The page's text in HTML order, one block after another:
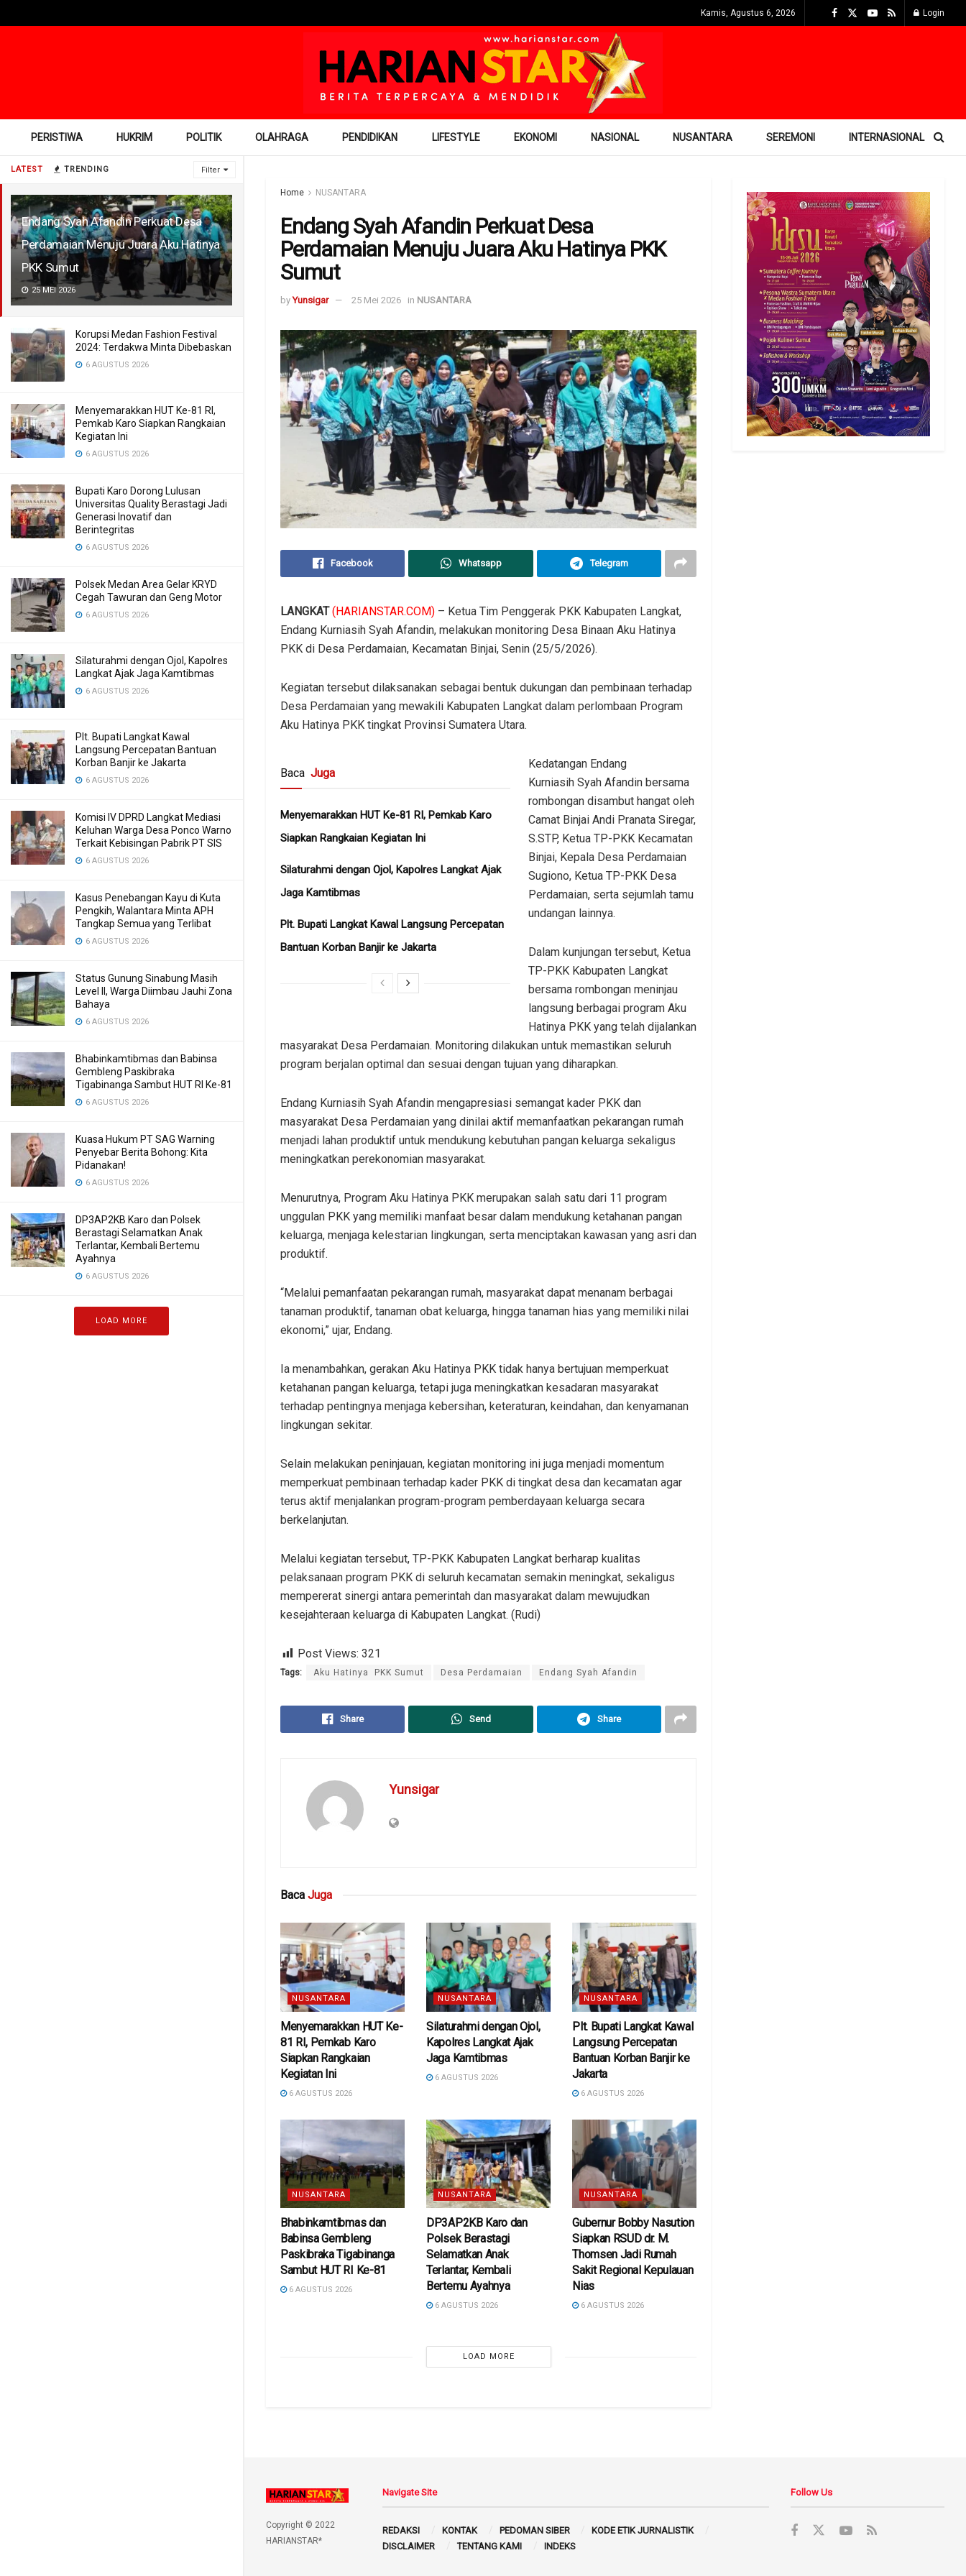
LATEST TRENDING Filter
Endang Syah Afandin Perkuat Desa
Perdamaian Menuju Juara Aku Hatinya
PKK Sumut
25 MEI 2026
Korupsi Medan Fashion Festival
2024: Terdakwa Minta Dibebaskan
6 AGUSTUS 2026
Menyemarakkan HUT Ke-81 RI,
Pemkab Karo Siapkan Rangkaian
Kegiatan Ini
6 AGUSTUS 2026
Bupati Karo Dorong Lulusan
Universitas Quality Berastagi Jadi
Generasi Inovatif dan
Berintegritas
6 AGUSTUS 2026
Polsek Medan Area Gelar KRYD
Cegah Tawuran dan Geng Motor
6 AGUSTUS 2026
Silaturahmi dengan Ojol, Kapolres
Langkat Ajak Jaga Kamtibmas
6 AGUSTUS 2026
Plt. Bupati Langkat Kawal
Langsung Percepatan Bantuan
Korban Banjir ke Jakarta
6 AGUSTUS 2026
Komisi IV DPRD Langkat Mediasi
Keluhan Warga Desa Ponco Warno
Terkait Kebisingan Pabrik PT SIS
6 AGUSTUS 2026
Kasus Penebangan Kayu di Kuta
Pengkih, Walantara Minta APH
Tangkap Semua yang Terlibat
6 AGUSTUS 2026
Status Gunung Sinabung Masih
Level II, Warga Diimbau Jauhi Zona
Bahaya
6 AGUSTUS 2026
Bhabinkamtibmas dan Babinsa
Gembleng Paskibraka
Tigabinanga Sambut HUT RI Ke-81
6 AGUSTUS 2026
Kuasa Hukum PT SAG Warning
Penyebar Berita Bohong: Kita
Pidanakan!
6 AGUSTUS 2026
DP3AP2KB Karo dan Polsek
Berastagi Selamatkan Anak
Terlantar, Kembali Bertemu
Ayahnya
6 AGUSTUS 2026
LOAD MORE
Kamis, Agustus 6, 2026 Login
PERISTIWA HUKRIM POLITIK OLAHRAGA PENDIDIKAN LIFESTYLE EKONOMI NASIONAL NUSANTARA SEREMONI INTERNASIONAL
Home NUSANTARA
Endang Syah Afandin Perkuat Desa
Perdamaian Menuju Juara Aku Hatinya PKK
Sumut
by Yunsigar 25 Mei 2026 in NUSANTARA
Facebook Whatsapp Telegram
LANGKAT(HARIANSTAR.COM) – Ketua Tim Penggerak PKK Kabupaten Langkat,
Endang Kurniasih Syah Afandin, melakukan monitoring Desa Binaan Aku Hatinya
PKK di Desa Perdamaian, Kecamatan Binjai, Senin (25/5/2026).
Kegiatan tersebut dilaksanakan sebagai bentuk dukungan dan pembinaan terhadap
Desa Perdamaian yang mewakili Kabupaten Langkat dalam perlombaan Program
Aku Hatinya PKK tingkat Provinsi Sumatera Utara.
Baca Juga
Menyemarakkan HUT Ke-81 RI, Pemkab Karo
Siapkan Rangkaian Kegiatan Ini
Silaturahmi dengan Ojol, Kapolres Langkat Ajak
Jaga Kamtibmas
Plt. Bupati Langkat Kawal Langsung Percepatan
Bantuan Korban Banjir ke Jakarta
Kedatangan Endang
Kurniasih Syah Afandin bersama
rombongan disambut hangat oleh
Camat Binjai Andi Pranata Siregar,
S.STP, Ketua TP-PKK Kecamatan
Binjai, Kepala Desa Perdamaian
Sugiono, Ketua TP-PKK Desa
Perdamaian, serta sejumlah tamu
undangan lainnya.
Dalam kunjungan tersebut, Ketua
TP-PKK Kabupaten Langkat
bersama rombongan meninjau
langsung berbagai program Aku
Hatinya PKK yang telah dijalankan
masyarakat Desa Perdamaian. Monitoring dilakukan untuk memastikan seluruh
program berjalan optimal dan sesuai dengan tujuan yang diharapkan.
Endang Kurniasih Syah Afandin mengapresiasi semangat kader PKK dan
masyarakat Desa Perdamaian yang dinilai aktif memanfaatkan pekarangan rumah
menjadi lahan produktif untuk mendukung kebutuhan pangan keluarga sekaligus
meningkatkan perekonomian masyarakat.
Menurutnya, Program Aku Hatinya PKK merupakan salah satu dari 11 program
unggulan PKK yang memiliki manfaat besar dalam mendukung ketahanan pangan
keluarga, menjaga kelestarian lingkungan, serta menciptakan kawasan yang asri dan
produktif.
“Melalui pemanfaatan pekarangan rumah, masyarakat dapat menanam berbagai
tanaman produktif, tanaman obat keluarga, hingga tanaman hias yang memiliki nilai
ekonomi,” ujar, Endang.
Ia menambahkan, gerakan Aku Hatinya PKK tidak hanya bertujuan memperkuat
ketahanan pangan keluarga, tetapi juga meningkatkan kesadaran masyarakat
terhadap pentingnya menjaga kebersihan, keteraturan, keindahan, dan kenyamanan
lingkungan sekitar.
Selain melakukan peninjauan, kegiatan monitoring ini juga menjadi momentum
memperkuat pembinaan terhadap kader PKK di tingkat desa dan kecamatan agar
terus aktif menjalankan program-program pemberdayaan keluarga secara
berkelanjutan.
Melalui kegiatan tersebut, TP-PKK Kabupaten Langkat berharap kualitas
pelaksanaan program PKK di seluruh kecamatan semakin meningkat, sekaligus
mempererat sinergi antara pemerintah dan masyarakat dalam mewujudkan
kesejahteraan keluarga di Kabupaten Langkat. (Rudi)
Post Views: 321
Tags: Aku Hatinya PKK Sumut Desa Perdamaian Endang Syah Afandin
Share Send Share
Yunsigar
Baca Juga
NUSANTARA
Menyemarakkan HUT Ke-
81 RI, Pemkab Karo
Siapkan Rangkaian
Kegiatan Ini
6 AGUSTUS 2026
NUSANTARA
Silaturahmi dengan Ojol,
Kapolres Langkat Ajak
Jaga Kamtibmas
6 AGUSTUS 2026
NUSANTARA
Plt. Bupati Langkat Kawal
Langsung Percepatan
Bantuan Korban Banjir ke
Jakarta
6 AGUSTUS 2026
NUSANTARA
Bhabinkamtibmas dan
Babinsa Gembleng
Paskibraka Tigabinanga
Sambut HUT RI Ke-81
6 AGUSTUS 2026
NUSANTARA
DP3AP2KB Karo dan
Polsek Berastagi
Selamatkan Anak
Terlantar, Kembali
Bertemu Ayahnya
6 AGUSTUS 2026
NUSANTARA
Gubernur Bobby Nasution
Siapkan RSUD dr. M.
Thomsen Jadi Rumah
Sakit Regional Kepulauan
Nias
6 AGUSTUS 2026
LOAD MORE
Copyright © 2022
HARIANSTAR*
Navigate Site
REDAKSI KONTAK PEDOMAN SIBER
KODE ETIK JURNALISTIK
DISCLAIMER
TENTANG KAMI INDEKS
Follow Us